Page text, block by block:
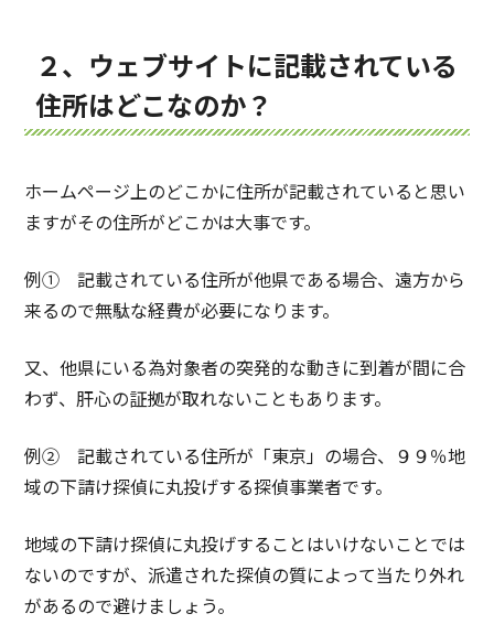
２、ウェブサイトに記載されている
住所はどこなのか？
ホームページ上のどこかに住所が記載されていると思い
ますがその住所がどこかは大事です。
例① 記載されている住所が他県である場合、遠方から
来るので無駄な経費が必要になります。
又、他県にいる為対象者の突発的な動きに到着が間に合
わず、肝心の証拠が取れないこともあります。
例② 記載されている住所が「東京」の場合、９９％地
域の下請け探偵に丸投げする探偵事業者です。
地域の下請け探偵に丸投げすることはいけないことでは
ないのですが、派遣された探偵の質によって当たり外れ
があるので避けましょう。